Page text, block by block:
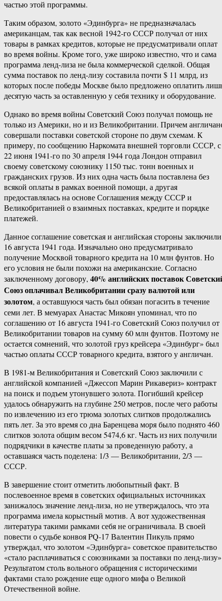
частью этой программы.
Таким образом, золото «Эдинбурга» не предназначалась
американцам, так как весной 1942-го СССР получал от них
товары в рамках кредитов, которые не предусматривали оплат
во время войны. Кроме того, уже широко известно, что и сама
программа ленд-лиза не была коммерческой сделкой. Общая
сумма поставок по ленд-лизу составила почти $ 11 млрд, из
которых после победы Москве было предложено оплатить
десятую часть за оставленную у себя технику и оборудование.
Однако во время войны Советский Союз получал помощь не
только из Америки, но и из Великобритании. Причем
совершали поставки советской стороне по двум схемам. К
примеру, по сообщению Наркомата внешней торговли СССР, с
22 июня 1941-го по 30 апреля 1944 года Лондон отправил
своему советскому союзнику 1150 тыс. тонн военных и
гражданских грузов. Из них одна часть была поставлена без
всякой оплаты в рамках военной помощи, а другая
предоставлялась на основе Соглашения между СССР и
Великобританией о взаимных поставках, кредите и порядке
платежей.
Данное соглашение советская и английская стороны заключили
16 августа 1941 года. Изначально оно предусматривало
получение Москвой товарного кредита на 10 млн фунтов. Но
его условия не были похожи на американские. Согласно
заключенному договору, 40% английских поставок
Союз оплачивал Великобритании сразу валютой или
золотом, а оставшуюся часть был обязан погасить в течение
семи лет. В мемуарах Анастас Микоян упоминал, что по
соглашению от 16 августа 1941-го Советский Союз получил от
Великобритании товаров на сумму 60 млн фунтов. Поэтому не
остается сомнений, что золотой груз крейсера «Эдинбург» был
частью оплаты СССР товарного кредита, взятого у англичан.
В 1981-м Великобритания и Советский Союз заключили с
английской компанией «Джессоп Марин Рикавериз» контракт
на поиск и подъем утонувшего золота. Погибший крейсер
удалось обнаружить на глубине 250 метров, после чего работы
по извлечению из его трюма золотых слитков продолжались
пять лет. За это время со дна Баренцева моря было поднято 460
слитков золота общим весом 5474,6 кг. Часть из них получили
подрядчики в качестве платы за проведенную работу, а
оставшаяся часть поделена: 1/3 — Великобритании, 2/3 —
СССР.
В завершение стоит отметить любопытный факт. В
послевоенное время в советских официальных источниках
занижалось значение ленд-лиза, но не утверждалось, что эта
программа имела корыстный мотив. А вот художественная
литература такими рамками себя не ограничивала. В своей
повести о судьбе конвоя PQ-17 Валентин Пикуль прямо
утверждал, что золотом «Эдинбурга» советское правительство
«стало расплачиваться с союзниками за поставки по ленд-
Результатом столь вольного обращения с историческими
фактами стало рождение еще одного мифа о Великой
Отечественной войне.